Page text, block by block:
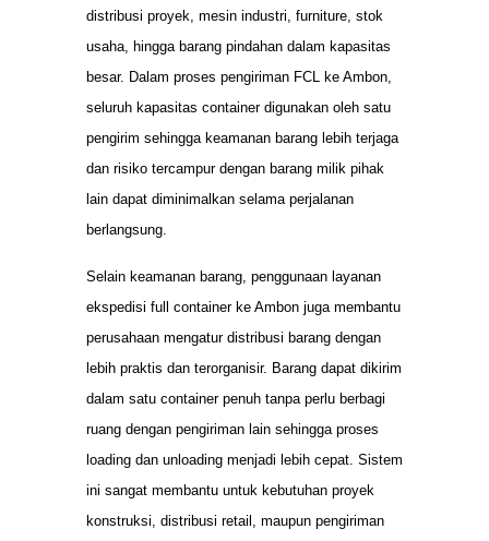
distribusi proyek, mesin industri, furniture, stok
usaha, hingga barang pindahan dalam kapasitas
besar. Dalam proses pengiriman FCL ke Ambon,
seluruh kapasitas container digunakan oleh satu
pengirim sehingga keamanan barang lebih terjaga
dan risiko tercampur dengan barang milik pihak
lain dapat diminimalkan selama perjalanan
berlangsung.
Selain keamanan barang, penggunaan layanan
ekspedisi full container ke Ambon juga membantu
perusahaan mengatur distribusi barang dengan
lebih praktis dan terorganisir. Barang dapat dikirim
dalam satu container penuh tanpa perlu berbagi
ruang dengan pengiriman lain sehingga proses
loading dan unloading menjadi lebih cepat. Sistem
ini sangat membantu untuk kebutuhan proyek
konstruksi, distribusi retail, maupun pengiriman